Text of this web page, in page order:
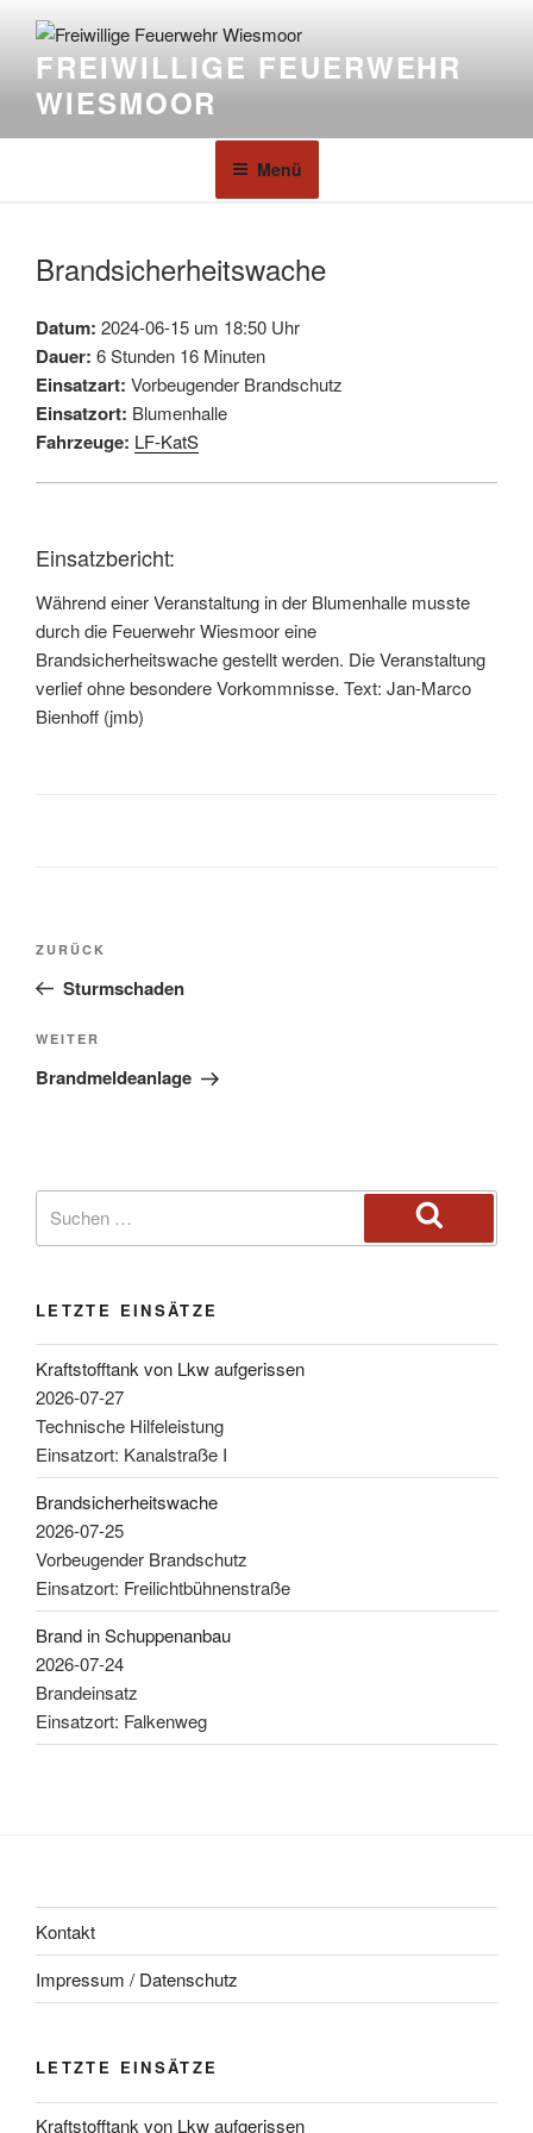
FREIWILLIGE FEUERWEHR
WIESMOOR
Menü
Brandsicherheitswache
Datum: 2024-06-15 um 18:50 Uhr
Dauer: 6 Stunden 16 Minuten
Einsatzart: Vorbeugender Brandschutz
Einsatzort: Blumenhalle
Fahrzeuge: LF-KatS
Einsatzbericht:
Während einer Veranstaltung in der Blumenhalle musste
durch die Feuerwehr Wiesmoor eine
Brandsicherheitswache gestellt werden. Die Veranstaltung
verlief ohne besondere Vorkommnisse. Text: Jan-Marco
Bienhoff (jmb)
ZURÜCK
Sturmschaden
WEITER
Brandmeldeanlage
LETZTE EINSÄTZE
Kraftstofftank von Lkw aufgerissen
2026-07-27
Technische Hilfeleistung
Einsatzort: Kanalstraße I
Brandsicherheitswache
2026-07-25
Vorbeugender Brandschutz
Einsatzort: Freilichtbühnenstraße
Brand in Schuppenanbau
2026-07-24
Brandeinsatz
Einsatzort: Falkenweg
Kontakt
Impressum / Datenschutz
LETZTE EINSÄTZE
Kraftstofftank von Lkw aufgerissen